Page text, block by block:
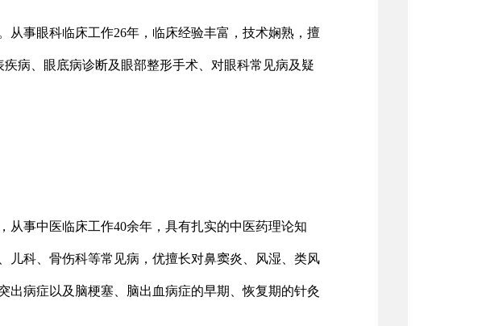
从事眼科临床工作26年，临床经验丰富，技术娴熟，擅
病、眼底病诊断及眼部整形手术、对眼科常见病及疑
从事中医临床工作40余年，具有扎实的中医药理论知
儿科、骨伤科等常见病，优擅长对鼻窦炎、风湿、类风
病症以及脑梗塞、脑出血病症的早期、恢复期的针灸